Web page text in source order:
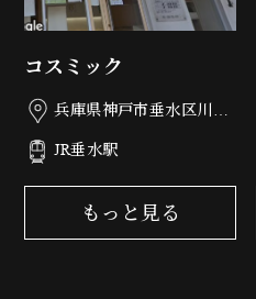
コスミック
兵庫県神戸市垂水区川原
JR垂水駅
もっと見る